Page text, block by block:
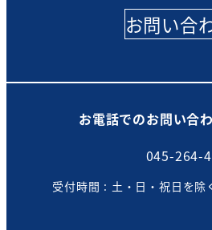
お問い合
お電話でのお問い合
045-264-
受付時間 : 土・日・祝日を